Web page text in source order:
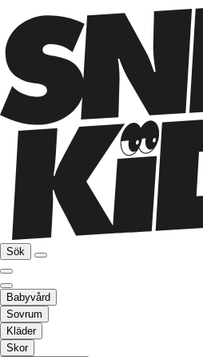
Sök
Babyvård
Sovrum
Kläder
Skor